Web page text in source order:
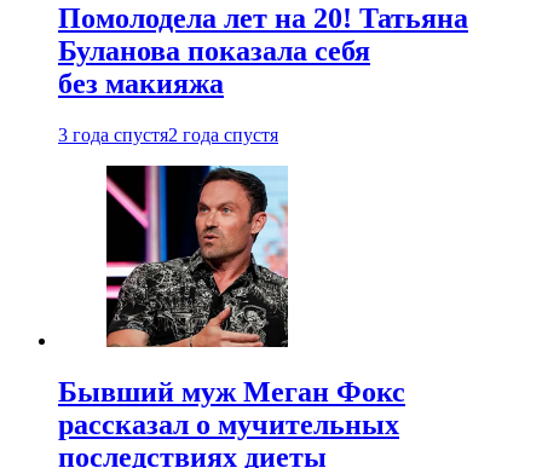
Помолодела лет на 20! Татьяна
Буланова показала себя
без макияжа
3 года спустя2 года спустя
Бывший муж Меган Фокс
рассказал о мучительных
последствиях диеты